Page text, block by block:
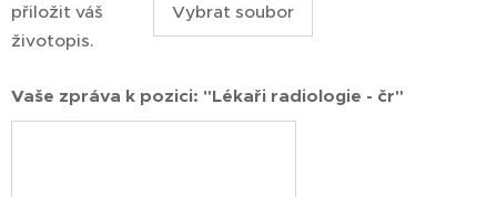
přiložit váš
životopis.
Vybrat soubor
Vaše zpráva k pozici: "Lékaři radiologie - čr"